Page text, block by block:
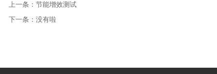
上一条： 节能增效测试
下一条： 没有啦